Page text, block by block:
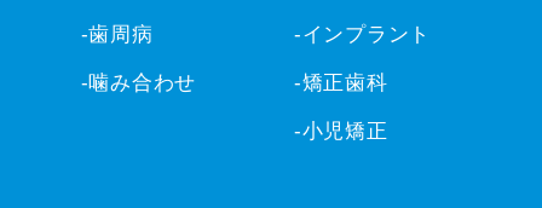
-歯周病
-噛み合わせ
-インプラント
-矯正歯科
-小児矯正